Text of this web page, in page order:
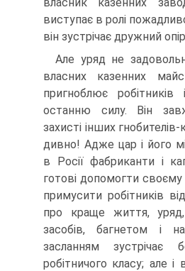
виступає в ролі
він зустрічає дружний
Але уряд не
власних казенних
пригноблює
останню силу. Він
захисті інших гнобителів-
дивно! Адже цар і його
в Росії фабриканти і
готові допомогти
примусити робітників
про краще життя,
засобів, багнетом і
засланням зустрічає
робітничого класу; але і